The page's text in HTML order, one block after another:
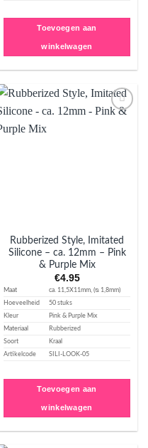
Toevoegen aan
winkelwagen
Rubberized Style, Imitated
Silicone – ca. 12mm – Pink
& Purple Mix
€4.95
Maat
ca. 11,5X11mm, (ᴓ 1,8mm)
Hoeveelheid
50 stuks
Kleur
Pink & Purple Mix
Materiaal
Rubberized
Soort
Kraal
Artikelcode
SILI-LOOK-05
Toevoegen aan
winkelwagen